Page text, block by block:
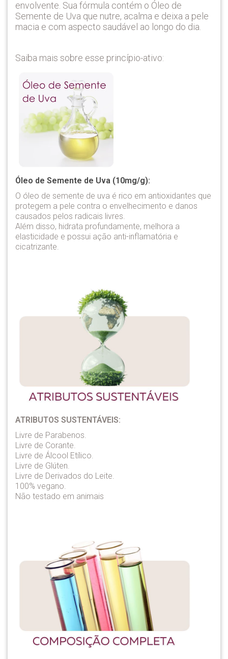
envolvente. Sua fórmula contém o Óleo de
Semente de Uva que nutre, acalma e deixa a pele
macia e com aspecto saudável ao longo do dia.
Saiba mais sobre esse princípio-ativo:
Óleo de Semente de Uva (10mg/g):
O óleo de semente de uva é rico em antioxidantes que
protegem a pele contra o envelhecimento e danos
causados pelos radicais livres.
Além disso, hidrata profundamente, melhora a
elasticidade e possui ação anti-inflamatória e
cicatrizante.
ATRIBUTOS SUSTENTÁVEIS:
Livre de Parabenos.
Livre de Corante.
Livre de Álcool Etílico.
Livre de Glúten.
Livre de Derivados do Leite.
100% vegano.
Não testado em animais